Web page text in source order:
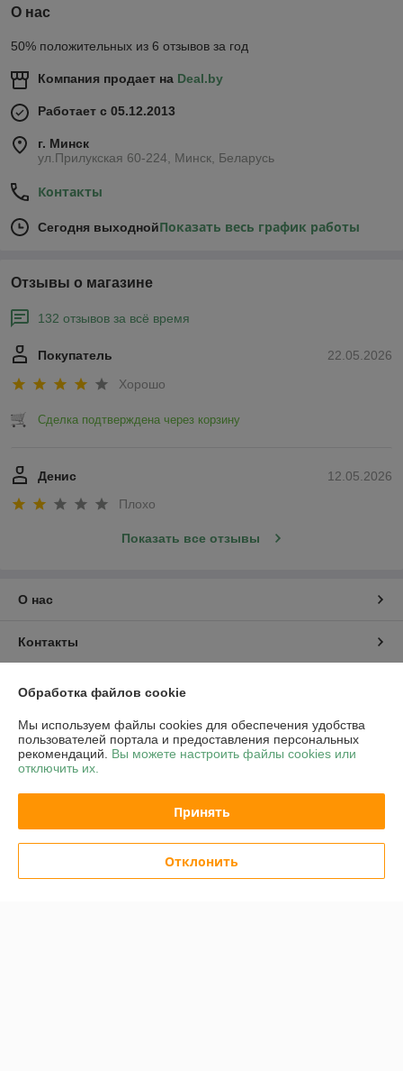
О нас
50% положительных из 6 отзывов за год
Компания продает на Deal.by
Работает с 05.12.2013
г. Минск
ул.Прилукская 60-224, Минск, Беларусь
Контакты
Сегодня выходнойПоказать весь график работы
Отзывы о магазине
132 отзывов за всё время
22.05.2026
Покупатель
Хорошо
Сделка подтверждена через корзину
12.05.2026
Денис
Плохо
Показать все отзывы
О нас
Контакты
График работы
Полная версия сайта
Политика обработки cookies
Обработка файлов cookie
Мы используем файлы cookies для обеспечения удобства
пользователей портала и предоставления персональных
рекомендаций. Вы можете настроить файлы cookies или
отключить их.
Принять
Отклонить